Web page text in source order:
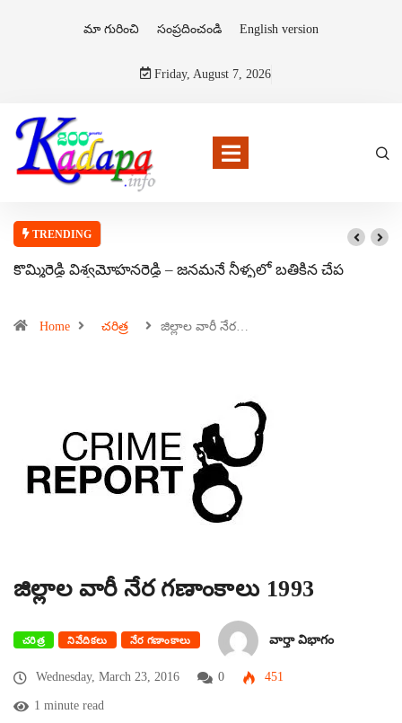
మా గురించి సంప్రదించండి English version
Friday, August 7, 2026
TRENDING
కొమ్మిరెడ్డి విశ్వమోహనరెడ్డి – జనమనే నీళ్ళలో బతికిన చేప
Home చరిత్ర జిల్లాల వారీ నేర…
జిల్లాల వారీ నేర గణాంకాలు 1993
చరిత్ర నివేదికలు నేర గణాంకాలు వార్తా విభాగం
Wednesday, March 23, 2016 0 451
1 minute read